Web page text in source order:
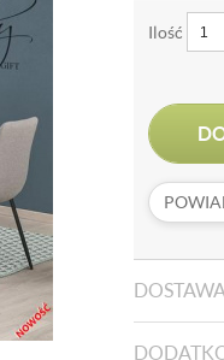
Ilość